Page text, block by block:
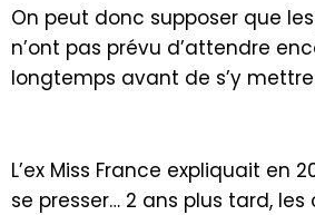
On peut donc supposer que
n’ont pas prévu d’attendre
longtemps avant de s’y
L’ex Miss France expliquait en
se presser… 2 ans plus tard,